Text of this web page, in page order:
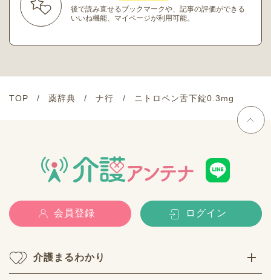
後で読み直せるブックマークや、記事の評価ができる
いいね機能、マイページが利用可能。
TOP 薬辞典 ナ行 ニトロペン舌下錠0.3mg
会員登録 ログイン
介護まるわかり